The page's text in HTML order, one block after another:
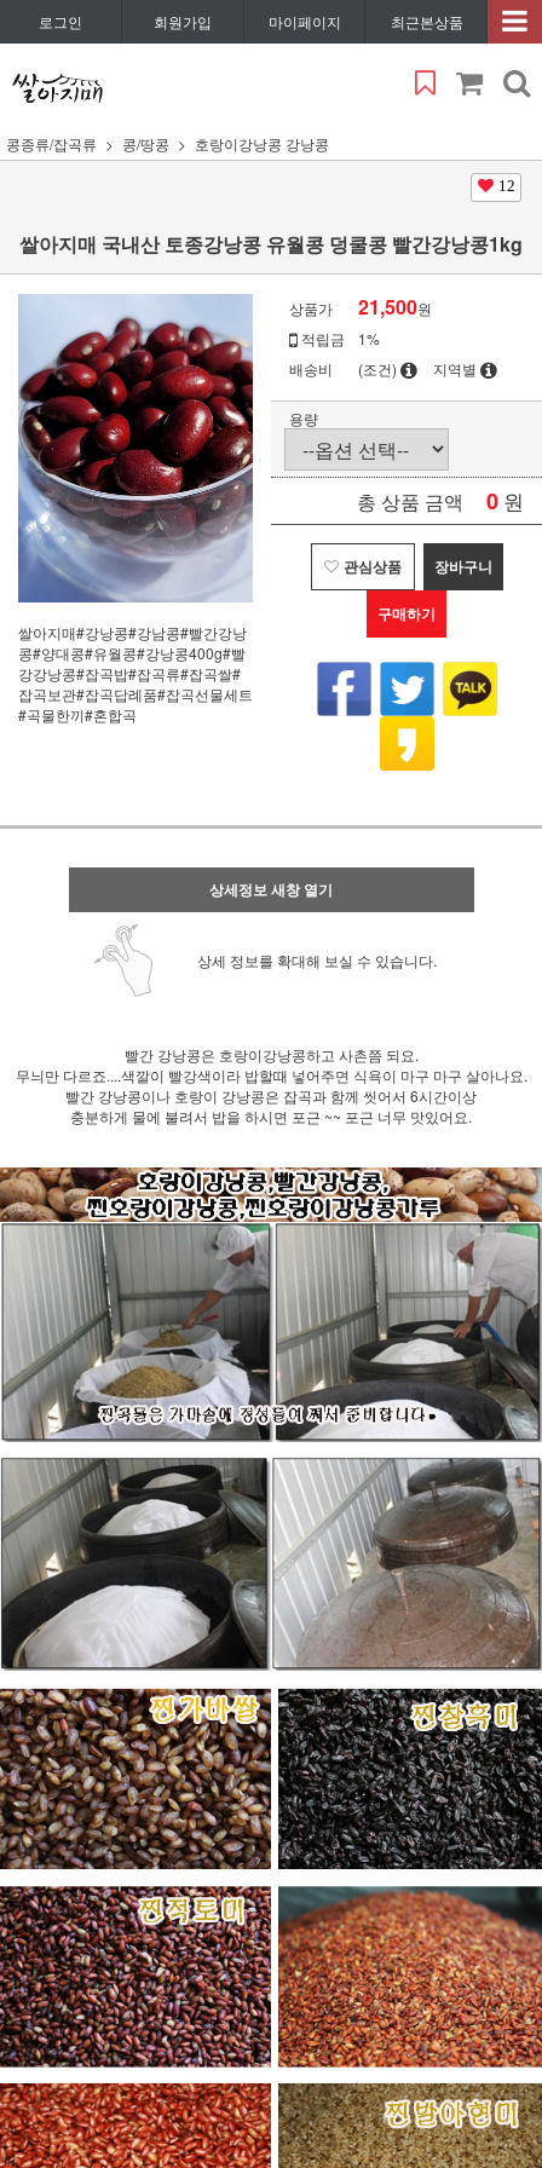
로그인 회원가입 마이페이지 최근본상품
콩종류/잡곡류 콩/땅콩 호랑이강낭콩 강낭콩
12
쌀아지매 국내산 토종강낭콩 유월콩 덩쿨콩 빨간강낭콩1kg
쌀아지매#강낭콩#강남콩#빨간강낭
콩#양대콩#유월콩#강낭콩400g#빨
강강낭콩#잡곡밥#잡곡류#잡곡쌀#
잡곡보관#잡곡답례품#잡곡선물세트
#곡물한끼#혼합곡
상품가 21,500원
적립금
1%
배송비
(조건) 지역별
용량
총 상품 금액 0 원
관심상품 장바구니
구매하기
상세정보 새창 열기
상세 정보를 확대해 보실 수 있습니다.
빨간 강낭콩은 호랑이강낭콩하고 사촌쯤 되요.
무늬만 다르죠....색깔이 빨강색이라 밥할때 넣어주면 식욕이 마구 마구 살아나요.
빨간 강낭콩이나 호랑이 강낭콩은 잡곡과 함께 씻어서 6시간이상
충분하게 물에 불려서 밥을 하시면 포근 ~~ 포근 너무 맛있어요.